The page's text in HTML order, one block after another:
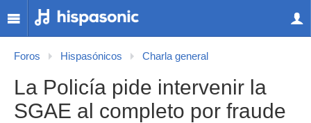
Foros Hispasónicos Charla general
La Policía pide intervenir la
SGAE al completo por fraude